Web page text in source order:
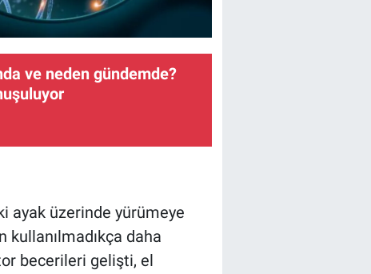
ve neden gündemde?
ayak üzerinde yürümeye
kullanılmadıkça daha
becerileri gelişti, el